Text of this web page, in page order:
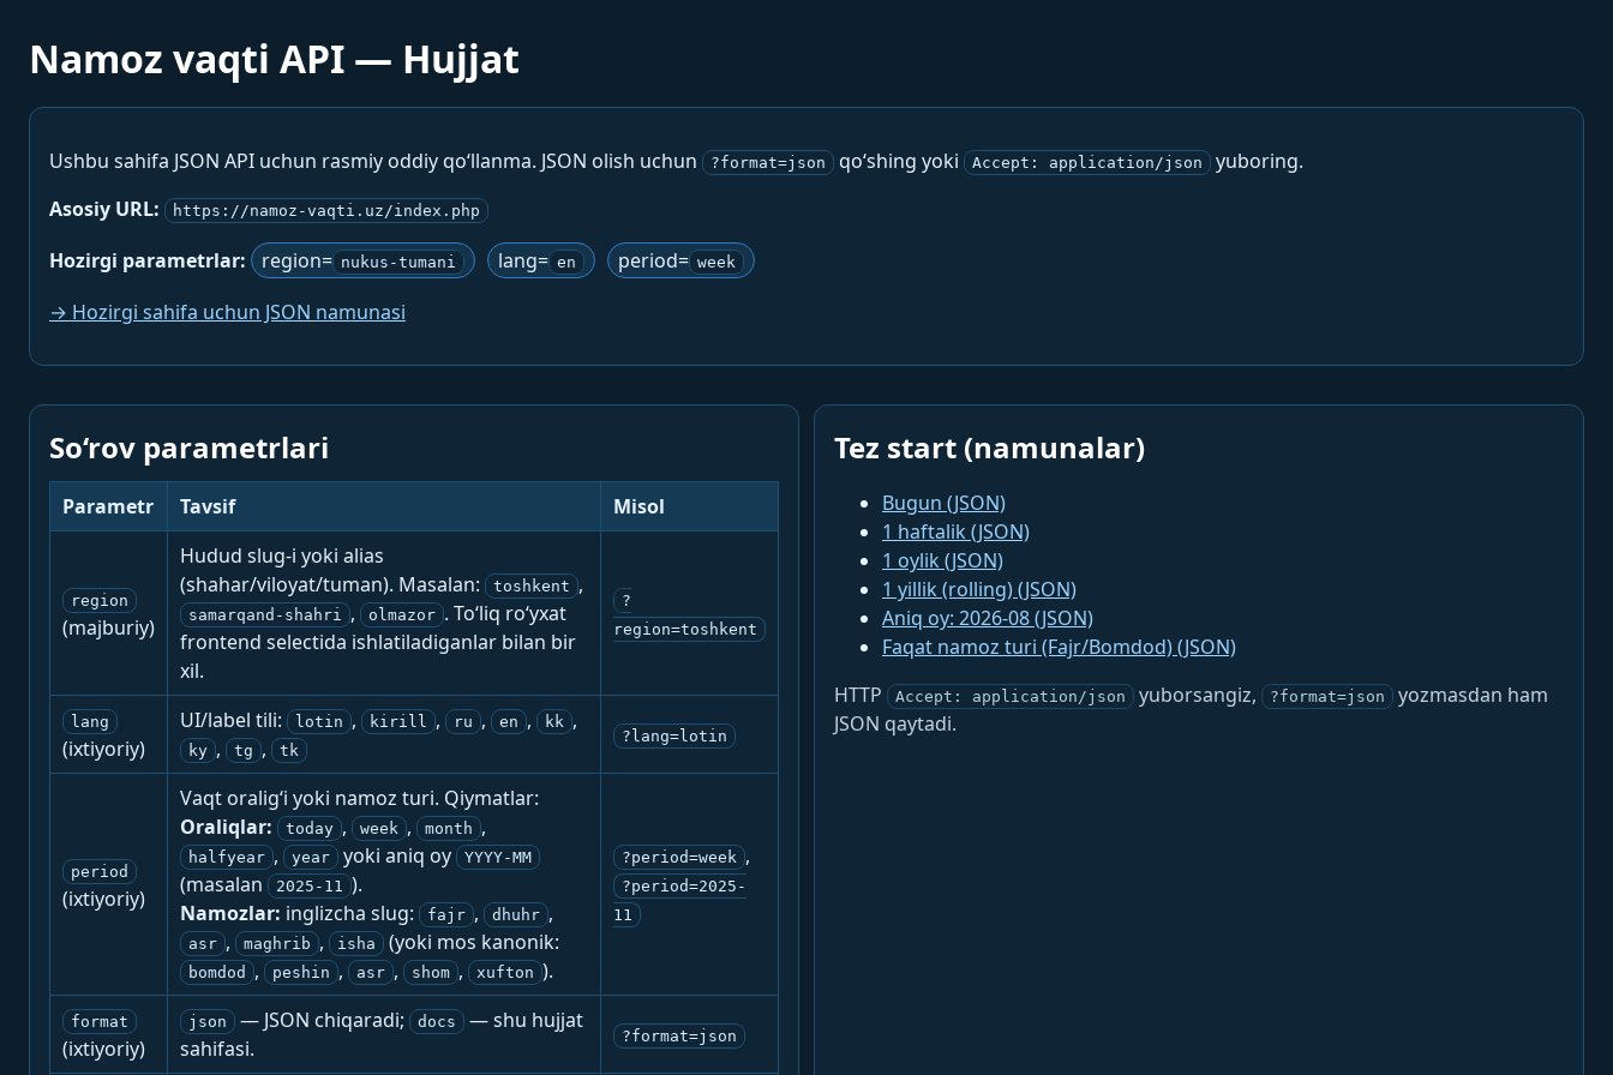
Namoz vaqti API — Hujjat
Ushbu sahifa JSON API uchun rasmiy oddiy qo‘llanma. JSON olish uchun ?format=json qo‘shing yoki Accept: application/json
yuboring.
Asosiy URL:
https://namoz-vaqti.uz/index.php
Hozirgi parametrlar: region= nukus-tumani lang= en period= week
→ Hozirgi sahifa uchun JSON namunasi
So‘rov parametrlari
Parametr Tavsif Misol
region
(majburiy)
Hudud slug-i yoki alias
(shahar/viloyat/tuman). Masalan:
toshkent ,
samarqand-shahri , olmazor . To‘liq ro‘yxat
frontend selectida ishlatiladiganlar bilan bir
xil.
?
region=toshkent
lang
(ixtiyoriy)
UI/label tili: lotin , kirill , ru , en , kk ,
ky , tg , tk
?lang=lotin
period
(ixtiyoriy)
Vaqt oralig‘i yoki namoz turi. Qiymatlar:
Oraliqlar:
today , week , month ,
halfyear , year yoki aniq oy YYYY-MM
(masalan 2025-11 ).
Namozlar: inglizcha slug: fajr , dhuhr ,
asr , maghrib , isha (yoki mos kanonik:
bomdod , peshin , asr , shom , xufton ).
?period=week ,
?period=2025-
11
format
(ixtiyoriy)
json — JSON chiqaradi; docs
— shu hujjat
sahifasi.
?format=json
Tez start (namunalar)
Bugun (JSON)
1 haftalik (JSON)
1 oylik (JSON)
1 yillik (rolling) (JSON)
Aniq oy: 2026-08 (JSON)
Faqat namoz turi (Fajr/Bomdod) (JSON)
HTTP
Accept: application/json yuborsangiz, ?format=json
yozmasdan ham
JSON qaytadi.